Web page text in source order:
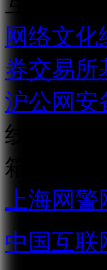
网络文化
券交易所
沪公网安
线：021-
箱：
上海网
中国互联